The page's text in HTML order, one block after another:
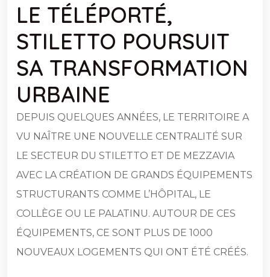
LE TÉLÉPORTÉ,
STILETTO POURSUIT
SA TRANSFORMATION
URBAINE
DEPUIS QUELQUES ANNÉES, LE TERRITOIRE A
VU NAÎTRE UNE NOUVELLE CENTRALITÉ SUR
LE SECTEUR DU STILETTO ET DE MEZZAVIA
AVEC LA CRÉATION DE GRANDS ÉQUIPEMENTS
STRUCTURANTS COMME L’HÔPITAL, LE
COLLÈGE OU LE PALATINU. AUTOUR DE CES
ÉQUIPEMENTS, CE SONT PLUS DE 1000
NOUVEAUX LOGEMENTS QUI ONT ÉTÉ CRÉÉS.